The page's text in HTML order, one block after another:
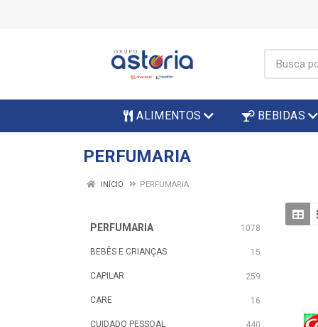
ALIMENTOS BEBIDAS
PERFUMARIA
INÍCIO PERFUMARIA
PERFUMARIA 1078
BEBÊS E CRIANÇAS 15
CAPILAR 259
CARE 16
CUIDADO PESSOAL 440